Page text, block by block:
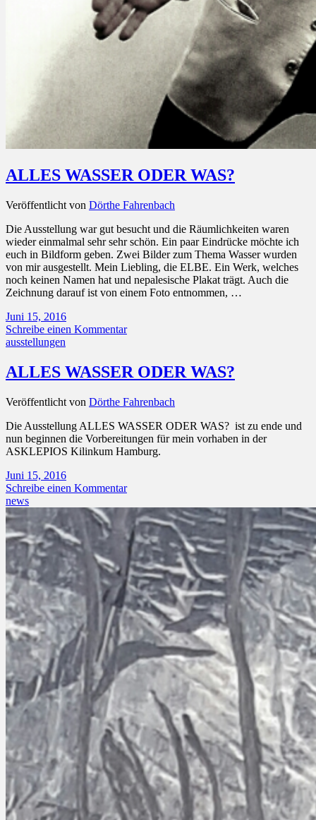
ALLES WASSER ODER WAS?
Veröffentlicht von Dörthe Fahrenbach
Die Ausstellung war gut besucht und die Räumlichkeiten waren
wieder einmalmal sehr sehr schön. Ein paar Eindrücke möchte ich
euch in Bildform geben. Zwei Bilder zum Thema Wasser wurden
von mir ausgestellt. Mein Liebling, die ELBE. Ein Werk, welches
noch keinen Namen hat und nepalesische Plakat trägt. Auch die
Zeichnung darauf ist von einem Foto entnommen, …
Juni 15, 2016
Schreibe einen Kommentar
ausstellungen
ALLES WASSER ODER WAS?
Veröffentlicht von Dörthe Fahrenbach
Die Ausstellung ALLES WASSER ODER WAS? ist zu ende und
nun beginnen die Vorbereitungen für mein vorhaben in der
ASKLEPIOS Kilinkum Hamburg.
Juni 15, 2016
Schreibe einen Kommentar
news